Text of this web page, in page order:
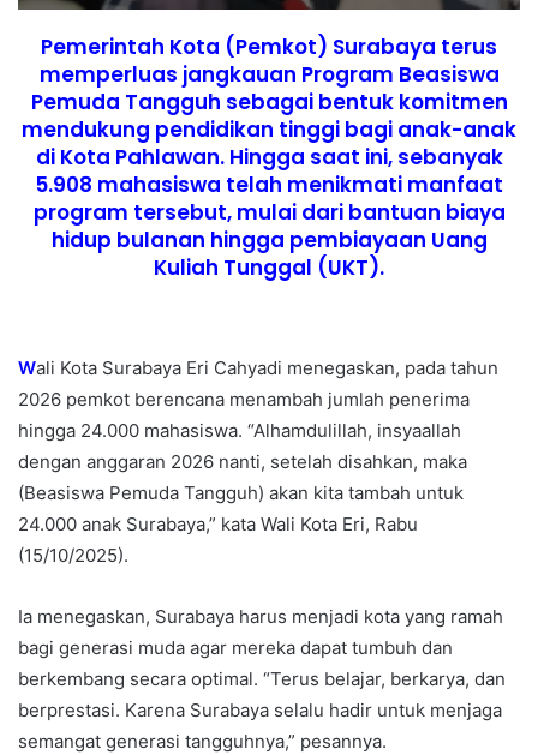
Pemerintah Kota (Pemkot) Surabaya terus
memperluas jangkauan Program Beasiswa
Pemuda Tangguh sebagai bentuk komitmen
mendukung pendidikan tinggi bagi anak-anak
di Kota Pahlawan. Hingga saat ini, sebanyak
5.908 mahasiswa telah menikmati manfaat
program tersebut, mulai dari bantuan biaya
hidup bulanan hingga pembiayaan Uang
Kuliah Tunggal (UKT).
Wali Kota Surabaya Eri Cahyadi menegaskan, pada tahun
2026 pemkot berencana menambah jumlah penerima
hingga 24.000 mahasiswa. “Alhamdulillah, insyaallah
dengan anggaran 2026 nanti, setelah disahkan, maka
(Beasiswa Pemuda Tangguh) akan kita tambah untuk
24.000 anak Surabaya,” kata Wali Kota Eri, Rabu
(15/10/2025).
Ia menegaskan, Surabaya harus menjadi kota yang ramah
bagi generasi muda agar mereka dapat tumbuh dan
berkembang secara optimal. “Terus belajar, berkarya, dan
berprestasi. Karena Surabaya selalu hadir untuk menjaga
semangat generasi tangguhnya,” pesannya.